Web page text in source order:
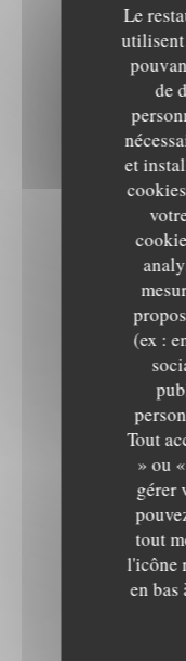
Le
utilisent
de
et
(ex :
Tout
» ou
gérer
tout
l'icône
en bas